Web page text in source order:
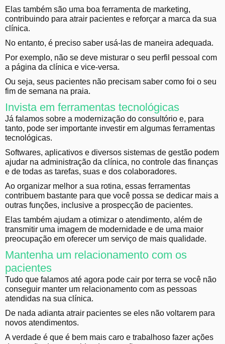
Elas também são uma boa ferramenta de marketing,
contribuindo para atrair pacientes e reforçar a marca da sua
clínica.
No entanto, é preciso saber usá-las de maneira adequada.
Por exemplo, não se deve misturar o seu perfil pessoal com
a página da clínica e vice-versa.
Ou seja, seus pacientes não precisam saber como foi o seu
fim de semana na praia.
Invista em ferramentas tecnológicas
Já falamos sobre a modernização do consultório e, para
tanto, pode ser importante investir em algumas ferramentas
tecnológicas.
Softwares, aplicativos e diversos sistemas de gestão podem
ajudar na administração da clínica, no controle das finanças
e de todas as tarefas, suas e dos colaboradores.
Ao organizar melhor a sua rotina, essas ferramentas
contribuem bastante para que você possa se dedicar mais a
outras funções, inclusive a prospecção de pacientes.
Elas também ajudam a otimizar o atendimento, além de
transmitir uma imagem de modernidade e de uma maior
preocupação em oferecer um serviço de mais qualidade.
Mantenha um relacionamento com os
pacientes
Tudo que falamos até agora pode cair por terra se você não
conseguir manter um relacionamento com as pessoas
atendidas na sua clínica.
De nada adianta atrair pacientes se eles não voltarem para
novos atendimentos.
A verdade é que é bem mais caro e trabalhoso fazer ações